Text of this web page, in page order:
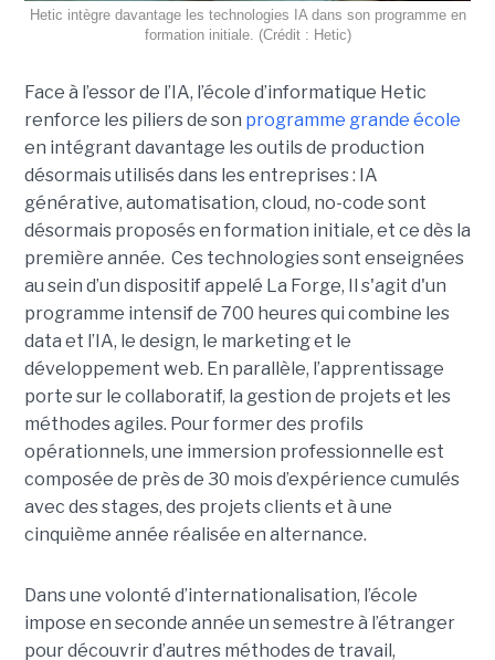
Hetic intègre davantage les technologies IA dans son programme en
formation initiale. (Crédit : Hetic)
Face à l’essor de l’IA, l’école d’informatique Hetic
renforce les piliers de son programme grande école
en intégrant davantage les outils de production
désormais utilisés dans les entreprises : IA
générative, automatisation, cloud, no-code sont
désormais proposés en formation initiale, et ce dès la
première année. Ces technologies sont enseignées
au sein d’un dispositif appelé La Forge, Il s'agit d'un
programme intensif de 700 heures qui combine les
data et l’IA, le design, le marketing et le
développement web. En parallèle, l’apprentissage
porte sur le collaboratif, la gestion de projets et les
méthodes agiles. Pour former des profils
opérationnels, une immersion professionnelle est
composée de près de 30 mois d’expérience cumulés
avec des stages, des projets clients et à une
cinquième année réalisée en alternance.
Dans une volonté d’internationalisation, l’école
impose en seconde année un semestre à l’étranger
pour découvrir d’autres méthodes de travail,